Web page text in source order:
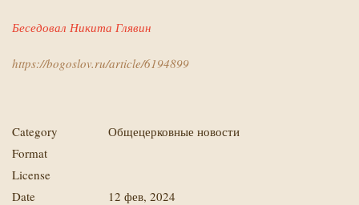
Беседовал Никита Глявин
https://bogoslov.ru/article/6194899
Category
Общецерковные новости
Format
License
Date
12 фев, 2024